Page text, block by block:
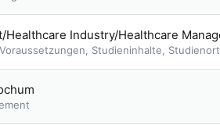
Industry/Healthcare
Studieninhalte,